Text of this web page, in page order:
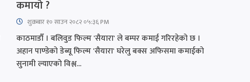
कमायो ?
शुक्रबार​ १० साउन २०८२ ०५:३६ PM
काठमाडौँ । बलिवुड फिल्म 'सैयारा' ले बम्पर कमाई गरिरहेको छ ।
अहान पाण्डेको डेब्यू फिल्म 'सैयारा' घरेलु बक्स अफिसमा कमाईको
सुनामी ल्याएको विश्ल...